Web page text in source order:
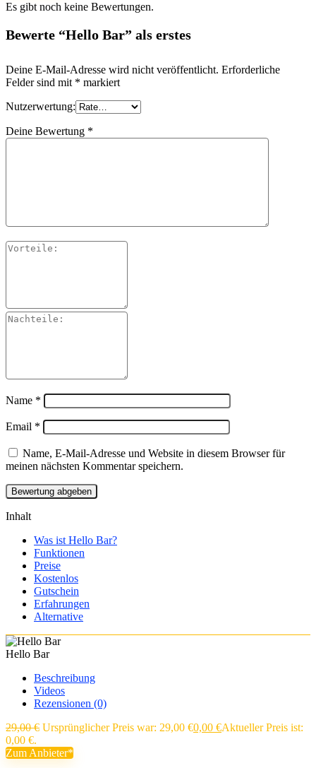
Es gibt noch keine Bewertungen.
Bewerte “Hello Bar” als erstes
Deine E-Mail-Adresse wird nicht veröffentlicht. Erforderliche
Felder sind mit * markiert
Nutzerwertung:
Deine Bewertung *
Name *
Email *
Name, E-Mail-Adresse und Website in diesem Browser für
meinen nächsten Kommentar speichern.
Inhalt
Was ist Hello Bar?
Funktionen
Preise
Kostenlos
Gutschein
Erfahrungen
Alternative
Hello Bar
Beschreibung
Videos
Rezensionen (0)
29,00€ Ursprünglicher Preis war: 29,00 €0,00 €Aktueller Preis ist:
0,00 €.
Zum Anbieter